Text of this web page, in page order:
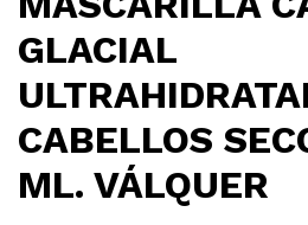
GLACIAL
CABELLOS
ML. VÁLQUER